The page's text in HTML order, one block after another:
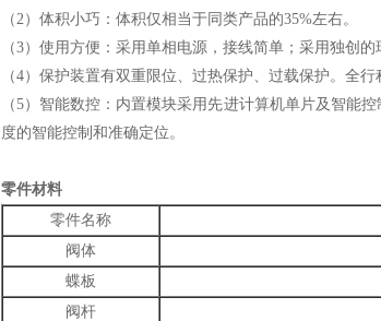
（2）体积小巧：体积仅相当于同类产品的35%左右。
（3）使用方便：采用单相电源，接线简单；采用独创
（4）保护装置有双重限位、过热保护、过载保护。全
（5）智能数控：内置模块采用先进计算机单片及智能
度的智能控制和准确定位。
零件材料
零件名称
阀体
蝶板
阀杆